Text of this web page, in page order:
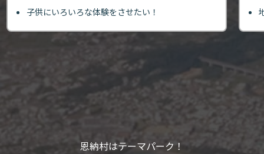
恩納村はテーマパーク！
子供にいろいろな体験をさせたい！